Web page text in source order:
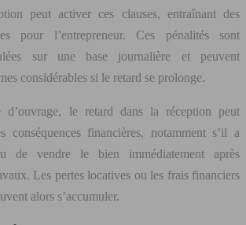
peut activer ces clauses, entraînant des
pour l’entrepreneur. Ces pénalités sont
sur une base journalière et peuvent
considérables si le retard se prolonge.
le retard dans la réception peut
conséquences financières, notamment s’il a
de vendre le bien immédiatement après
Les pertes locatives ou les frais financiers
alors s’accumuler.